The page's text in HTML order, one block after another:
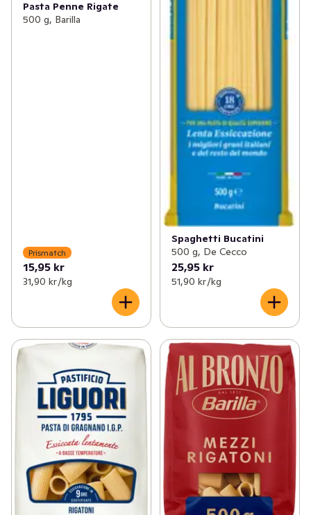
Pasta Penne Rigate
500 g, Barilla
Prismatch
15,95 kr
31,90 kr /kg
Spaghetti Bucatini
500 g, De Cecco
25,95 kr
51,90 kr /kg